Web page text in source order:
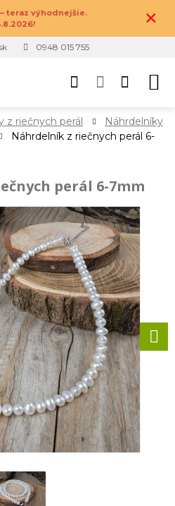
teraz výhodnejšie.
×
0948 015 755
z riečnych perál
Náhrdelníky
Náhrdelník z riečnych perál 6-
perál 6-7mm